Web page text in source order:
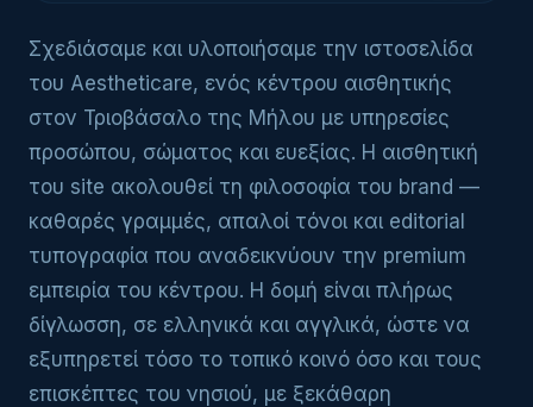
Σχεδιάσαμε και υλοποιήσαμε την ιστοσελίδα
του Aestheticare, ενός κέντρου αισθητικής
στον Τριοβάσαλο της Μήλου με υπηρεσίες
προσώπου, σώματος και ευεξίας. Η αισθητική
του site ακολουθεί τη φιλοσοφία του brand —
καθαρές γραμμές, απαλοί τόνοι και editorial
τυπογραφία που αναδεικνύουν την premium
εμπειρία του κέντρου. Η δομή είναι πλήρως
δίγλωσση, σε ελληνικά και αγγλικά, ώστε να
εξυπηρετεί τόσο το τοπικό κοινό όσο και τους
επισκέπτες του νησιού, με ξεκάθαρη